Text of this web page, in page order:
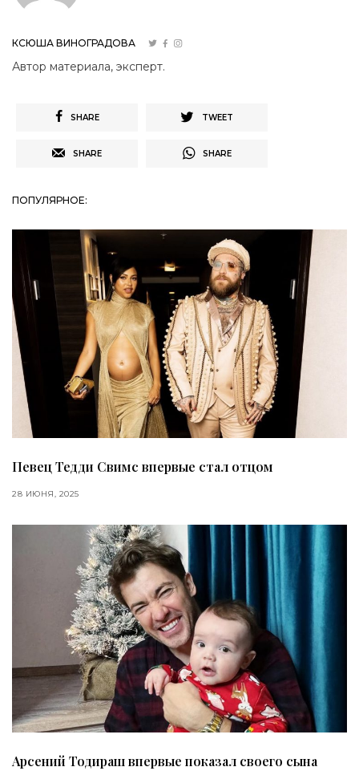
КСЮША ВИНОГРАДОВА
Автор материала, эксперт.
SHARE TWEET
SHARE SHARE
ПОПУЛЯРНОЕ:
Певец Тедди Свимс впервые стал отцом
28 ИЮНЯ, 2025
Арсений Тодираш впервые показал своего сына